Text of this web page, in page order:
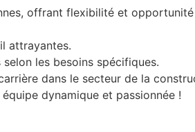
offrant flexibilité et
attrayantes.
les besoins spécifiques.
dans le secteur de la
dynamique et passionnée !